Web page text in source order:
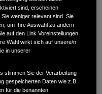
Sie bietet alles, was
die auf langen
Training lässt bei Ihnen
großen Touren keine
sind, erscheinen
weniger relevant sind. Sie
um Ihre Auswahl zu ändern
auf den Link Voreinstellungen
Wahl wirkt sich auf unsere/n
in unserer
stimmen Sie der Verarbeitung
gespeicherten Daten wie z.B.
für die benannten